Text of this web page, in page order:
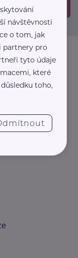
návštěvnosti
o tom, jak
partnery pro
tyto údaje
které
toho,